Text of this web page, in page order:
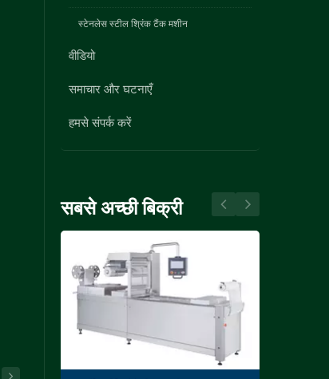
स्टेनलेस स्टील श्रिंक टैंक मशीन
वीडियो
समाचार और घटनाएँ
हमसे संपर्क करें
सबसे अच्छी बिक्री